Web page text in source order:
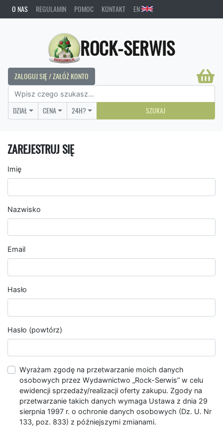
O NAS REGULAMIN POMOC KONTAKT EN
ROCK-SERWIS
ZALOGUJ SIĘ / ZAŁÓŻ KONTO
DZIAŁ CENA 24H? SZUKAJ
ZAREJESTRUJ SIĘ
Imię
Nazwisko
Email
Hasło
Hasło (powtórz)
Wyrażam zgodę na przetwarzanie moich danych
osobowych przez Wydawnictwo „Rock-Serwis” w celu
ewidencji sprzedaży/realizacji oferty zakupu. Zgody na
przetwarzanie takich danych wymaga Ustawa z dnia 29
sierpnia 1997 r. o ochronie danych osobowych (Dz. U. Nr
133, poz. 833) z późniejszymi zmianami.